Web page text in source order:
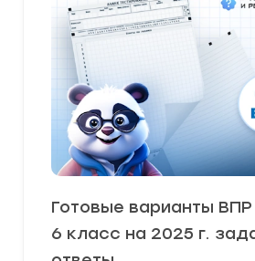
Готовые варианты
6 класс на 2025 г.